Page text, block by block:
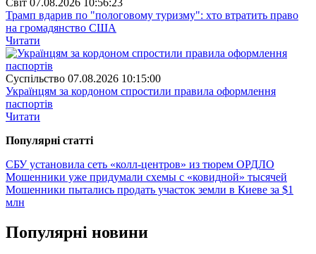
Свiт 07.08.2026 10:56:23
Трамп вдарив по "пологовому туризму": хто втратить право
на громадянство США
Читати
Суспiльство 07.08.2026 10:15:00
Українцям за кордоном спростили правила оформлення
паспортів
Читати
Популярнi статтi
СБУ установила сеть «колл-центров» из тюрем ОРДЛО
Мошенники уже придумали схемы с «ковидной» тысячей
Мошенники пытались продать участок земли в Киеве за $1
млн
Популярнi новини